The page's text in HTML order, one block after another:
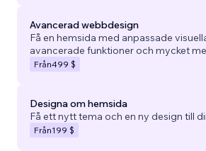
Avancerad webbdesign
Få en hemsida med anpassade
avancerade funktioner och mycket
Från499 $
Designa om hemsida
Få ett nytt tema och en ny design till
Från199 $